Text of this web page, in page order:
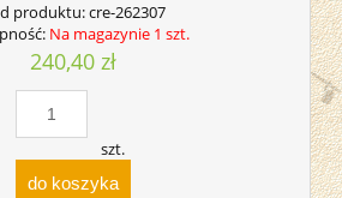
produktu:cre-262307
Na magazynie 1 szt.
240,40 zł
szt.
do koszyka